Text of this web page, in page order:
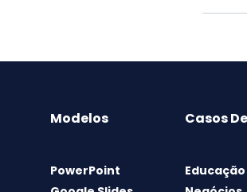
Modelos
PowerPoint
Casos
Educação